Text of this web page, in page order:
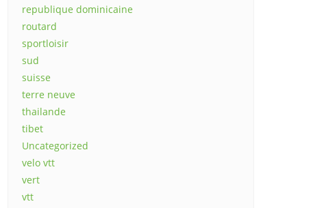
republique dominicaine
routard
sportloisir
sud
suisse
terre neuve
thailande
tibet
Uncategorized
velo vtt
vert
vtt